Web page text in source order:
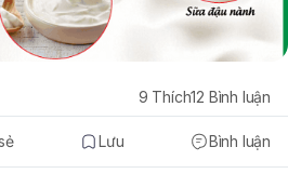
Lưu Bình luận
9 Thích12 Bình luận